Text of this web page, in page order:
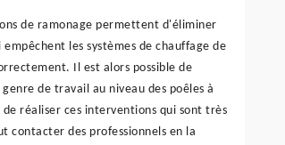
de ramonage permettent d'éliminer
empêchent les systèmes de chauffage de
Il est alors possible de
de travail au niveau des poêles à
réaliser ces interventions qui sont très
contacter des professionnels en la